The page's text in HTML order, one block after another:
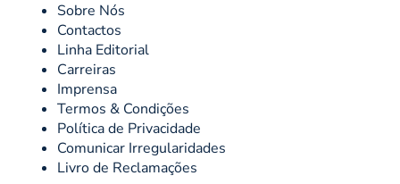
Sobre Nós
Contactos
Linha Editorial
Carreiras
Imprensa
Termos & Condições
Política de Privacidade
Comunicar Irregularidades
Livro de Reclamações